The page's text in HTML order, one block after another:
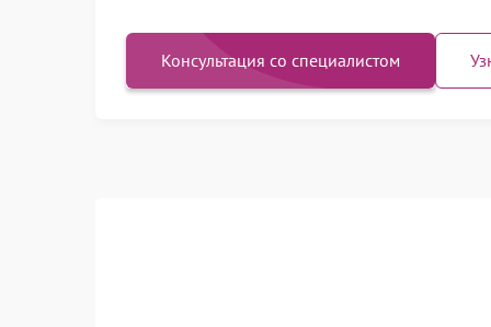
Консультация со специалистом